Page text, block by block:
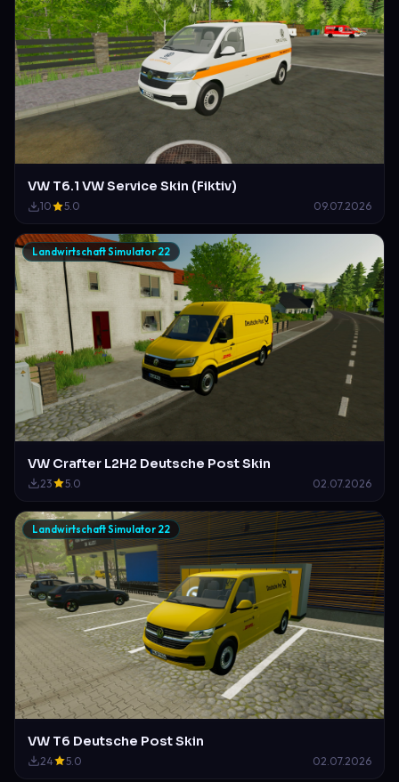
VW T6.1 VW Service Skin (Fiktiv)
10 5.0 09.07.2026
Landwirtschaft Simulator 22
VW Crafter L2H2 Deutsche Post Skin
23 5.0 02.07.2026
Landwirtschaft Simulator 22
VW T6 Deutsche Post Skin
24 5.0 02.07.2026